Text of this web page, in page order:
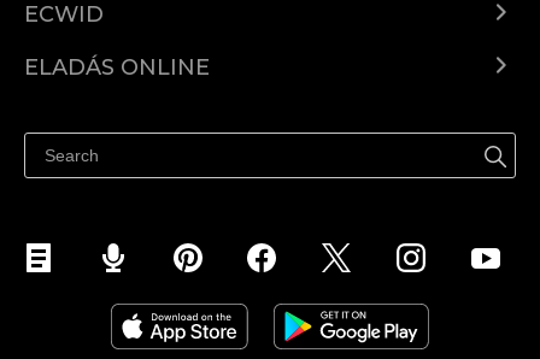
ECWID
Árkalkuláció
ELADÁS ONLINE
Eladás a Facebookon
Eladás Instagramon